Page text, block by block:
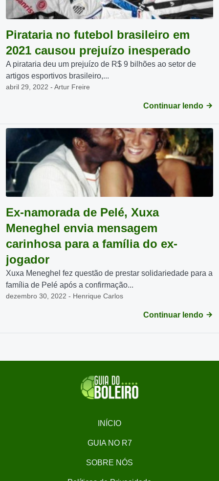
Pirataria no futebol brasileiro em
2021 causou prejuízo inesperado
A pirataria deu um prejuízo de R$ 9 bilhões ao setor de
artigos esportivos brasileiro,...
abril 29, 2022 - Artur Freire
Continuar lendo
Ex-namorada de Pelé, Xuxa
Meneghel envia mensagem
carinhosa para a família do ex-
jogador
Xuxa Meneghel fez questão de prestar solidariedade para a
família de Pelé após a confirmação...
dezembro 30, 2022 - Henrique Carlos
Continuar lendo
INÍCIO
GUIA NO R7
SOBRE NÓS